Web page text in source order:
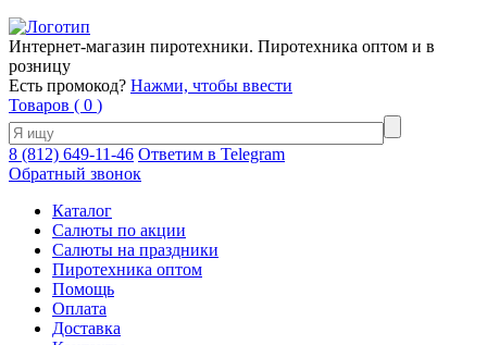
Интернет-магазин пиротехники. Пиротехника оптом и в
розницу
Есть промокод? Нажми, чтобы ввести
Товаров ( 0 )
8 (812) 649-11-46 Ответим в Telegram
Обратный звонок
Каталог
Салюты по акции
Салюты на праздники
Пиротехника оптом
Помощь
Оплата
Доставка